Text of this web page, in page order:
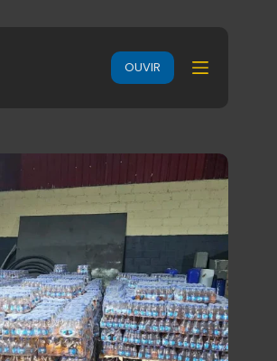
OUVIR